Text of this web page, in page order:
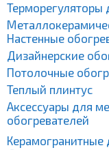
Терморегуляторы
Настенные
Дизайнерские
Потолочные
Теплый плинтус
Аксессуары для
обогревателей
Керамогранитные